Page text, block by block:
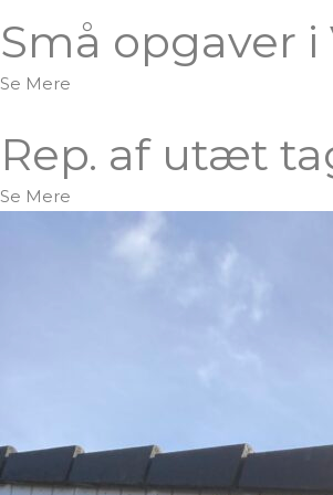
Små opgaver i
Se Mere
Rep. af utæt
Se Mere